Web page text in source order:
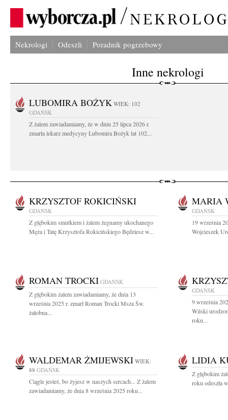
Nekrologi Odeszli Poradnik pogrzebowy
Inne nekrologi
LUBOMIRA BOŻYK WIEK: 102
GDAŃSK
Z żalem zawiadamiamy, że w dniu 25 lipca 2026 r.
zmarła lekarz medycyny Lubomira Bożyk lat 102...
KRZYSZTOF ROKICIŃSKI
GDAŃSK
Z głębokim smutkiem i żalem żegnamy ukochanego
Męża i Tatę Krzysztofa Rokicińskiego Będziesz w...
MARIA
GDAŃSK
19 września
Wojcieszek
ROMAN TROCKI GDAŃSK
Z głębokim żalem zawiadamiamy, że dnia 13
września 2025 r. zmarł Roman Trocki Msza Św.
żałobna...
GDAŃSK
9 września
Wilski
roku...
WALDEMAR ŻMIJEWSKI WIEK:
88 GDAŃSK
Ciągle jesteś, bo żyjesz w naszych sercach... Z żalem
zawiadamiamy, że dnia 8 września 2025 roku...
LIDIA
Z głębokim
roku odeszła